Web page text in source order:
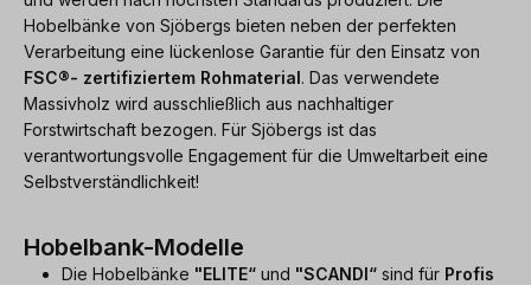
Hobelbänke von Sjöbergs bieten neben der perfekten
Verarbeitung eine lückenlose Garantie für den Einsatz von
FSC®- zertifiziertem Rohmaterial. Das verwendete
Massivholz wird ausschließlich aus nachhaltiger
Forstwirtschaft bezogen. Für Sjöbergs ist das
verantwortungsvolle Engagement für die Umweltarbeit eine
Selbstverständlichkeit!
Hobelbank-Modelle
Die Hobelbänke "ELITE“ und "SCANDI“ sind für Profis